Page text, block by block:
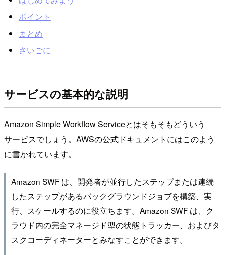
ポイント
まとめ
さいごに
サービスの基本的な説明
Amazon Simple Workflow Serviceとはそもそもどういう
サービスでしょう。AWSの公式ドキュメントにはこのよう
に書かれています。
Amazon SWF は、開発者が並行したステップまたは連続
したステップがあるバックグラウンドジョブを構築、実
行、スケールするのに役立ちます。Amazon SWF は、ク
ラウド内の完全マネージド型の状態トラッカー、およびタ
スクコーディネーターとみなすことができます。